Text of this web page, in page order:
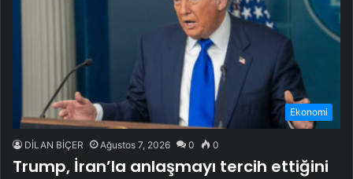
Ekonomi
DİLAN BİÇER Ağustos 7, 2026 0 0
Trump, İran’la anlaşmayı tercih ettiğini